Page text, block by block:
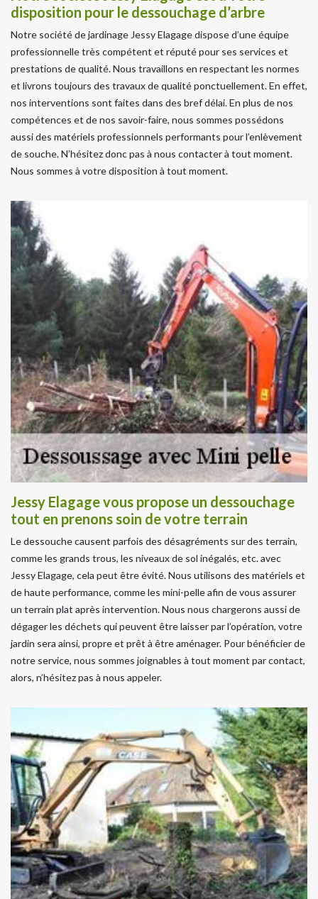
disposition pour le dessouchage d’arbre
Notre société de jardinage Jessy Elagage dispose d’une équipe
professionnelle très compétent et réputé pour ses services et
prestations de qualité. Nous travaillons en respectant les normes
et livrons toujours des travaux de qualité ponctuellement. En effet,
nos interventions sont faites dans des bref délai. En plus de nos
compétences et de nos savoir-faire, nous sommes possédons
aussi des matériels professionnels performants pour l’enlèvement
de souche. N’hésitez donc pas à nous contacter à tout moment.
Nous sommes à votre disposition à tout moment.
Jessy Elagage vous propose un dessouchage
tout en prenons soin de votre terrain
Le dessouche causent parfois des désagréments sur des terrain,
comme les grands trous, les niveaux de sol inégalés, etc. avec
Jessy Elagage, cela peut être évité. Nous utilisons des matériels et
de haute performance, comme les mini-pelle afin de vous assurer
un terrain plat après intervention. Nous nous chargerons aussi de
dégager les déchets qui peuvent être laisser par l’opération, votre
jardin sera ainsi, propre et prêt à être aménager. Pour bénéficier de
notre service, nous sommes joignables à tout moment par contact,
alors, n’hésitez pas à nous appeler.